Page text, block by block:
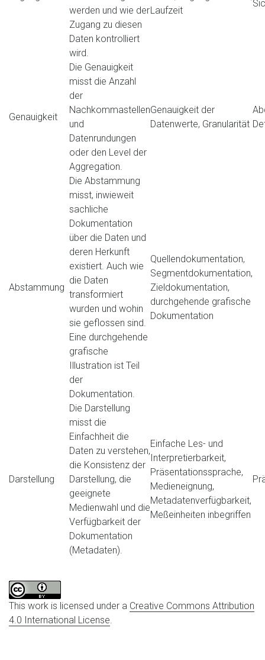
werden und wie der
Zugang zu diesen
Daten kontrolliert
wird.
Laufzeit
Genauigkeit
Die Genauigkeit
misst die Anzahl
der
Nachkommastellen
und
Datenrundungen
oder den Level der
Aggregation.
Genauigkeit der
Datenwerte, Granularität
Abstammung
Die Abstammung
misst, inwieweit
sachliche
Dokumentation
über die Daten und
deren Herkunft
existiert. Auch wie
die Daten
transformiert
wurden und wohin
sie geflossen sind.
Eine durchgehende
grafische
Illustration ist Teil
der
Dokumentation.
Quellendokumentation,
Segmentdokumentation,
Zieldokumentation,
durchgehende grafische
Dokumentation
Darstellung
Die Darstellung
misst die
Einfachheit die
Daten zu verstehen,
die Konsistenz der
Darstellung, die
geeignete
Medienwahl und die
Verfügbarkeit der
Dokumentation
(Metadaten).
Einfache Les- und
Interpretierbarkeit,
Präsentationssprache,
Medieneignung,
Metadatenverfügbarkeit,
Meßeinheiten inbegriffen
This work is licensed under a Creative Commons Attribution
4.0 International License